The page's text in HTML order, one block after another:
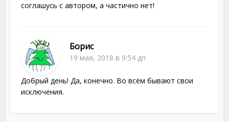
соглашусь с автором, а частично нет!
Борис
19 мая, 2018 в 9:54 дп
Добрый день! Да, конечно. Во всём бывают свои
исключения.